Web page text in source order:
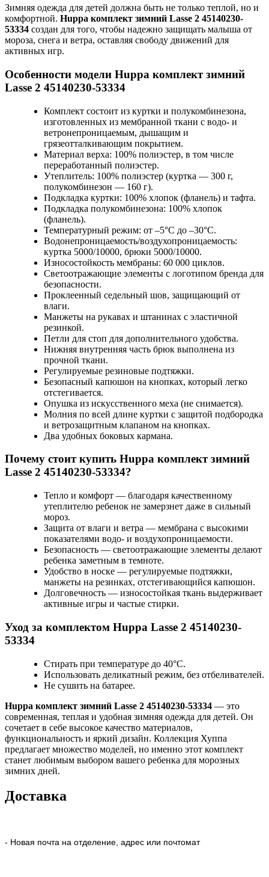
Зимняя одежда для детей должна быть не только теплой, но и
комфортной. Huppa комплект зимний Lasse 2 45140230-
53334 создан для того, чтобы надежно защищать малыша от
мороза, снега и ветра, оставляя свободу движений для
активных игр.
Особенности модели Huppa комплект зимний
Lasse 2 45140230-53334
Комплект состоит из куртки и полукомбинезона,
изготовленных из мембранной ткани с водо- и
ветронепроницаемым, дышащим и
грязеотталкивающим покрытием.
Материал верха: 100% полиэстер, в том числе
переработанный полиэстер.
Утеплитель: 100% полиэстер (куртка — 300 г,
полукомбинезон — 160 г).
Подкладка куртки: 100% хлопок (фланель) и тафта.
Подкладка полукомбинезона: 100% хлопок
(фланель).
Температурный режим: от –5°C до –30°C.
Водонепроницаемость/воздухопроницаемость:
куртка 5000/10000, брюки 5000/10000.
Износостойкость мембраны: 60 000 циклов.
Светоотражающие элементы с логотипом бренда для
безопасности.
Проклеенный седельный шов, защищающий от
влаги.
Манжеты на рукавах и штанинах с эластичной
резинкой.
Петли для стоп для дополнительного удобства.
Нижняя внутренняя часть брюк выполнена из
прочной ткани.
Регулируемые резиновые подтяжки.
Безопасный капюшон на кнопках, который легко
отстегивается.
Опушка из искусственного меха (не снимается).
Молния по всей длине куртки с защитой подбородка
и ветрозащитным клапаном на кнопках.
Два удобных боковых кармана.
Почему стоит купить Huppa комплект зимний
Lasse 2 45140230-53334?
Тепло и комфорт — благодаря качественному
утеплителю ребенок не замерзнет даже в сильный
мороз.
Защита от влаги и ветра — мембрана с высокими
показателями водо- и воздухопроницаемости.
Безопасность — светоотражающие элементы делают
ребенка заметным в темноте.
Удобство в носке — регулируемые подтяжки,
манжеты на резинках, отстегивающийся капюшон.
Долговечность — износостойкая ткань выдерживает
активные игры и частые стирки.
Уход за комплектом Huppa Lasse 2 45140230-
53334
Стирать при температуре до 40°C.
Использовать деликатный режим, без отбеливателей.
Не сушить на батарее.
Huppa комплект зимний Lasse 2 45140230-53334 — это
современная, теплая и удобная зимняя одежда для детей. Он
сочетает в себе высокое качество материалов,
функциональность и яркий дизайн. Коллекция Хуппа
предлагает множество моделей, но именно этот комплект
станет любимым выбором вашего ребенка для морозных
зимних дней.
Доставка
- Новая почта на отделение, адрес или почтомат